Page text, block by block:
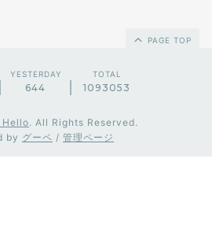
PAGE TOP
YESTERDAY
644
TOTAL
1093053
Hello. All Rights Reserved.
by グーペ / 管理ページ